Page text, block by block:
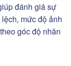
đánh giá sự
mức độ ảnh
góc độ nhân